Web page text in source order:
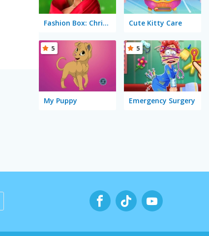
Fashion Box: Christmas Diva Cute Kitty Care
My Puppy
5
Emergency Surgery
5